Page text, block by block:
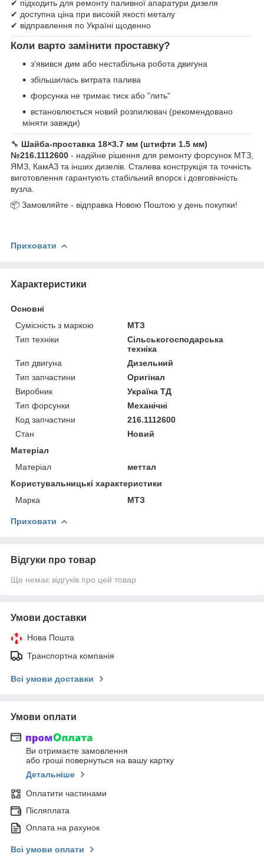
✔ підходить для ремонту паливної апаратури дизеля
✔ доступна ціна при високій якості металу
✔ відправлення по Україні щоденно
Коли варто замінити проставку?
з’явився дим або нестабільна робота двигуна
збільшилась витрата палива
форсунка не тримає тиск або "лить"
встановлюється новий розпилювач (рекомендовано
міняти завжди)
🔧 Шайба-проставка 18×3.7 мм (штифти 1.5 мм)
№216.1112600 - надійне рішення для ремонту форсунок МТЗ,
ЯМЗ, КамАЗ та інших дизелів. Сталева конструкція та точність
виготовлення гарантують стабільний впорск і довговічність
вузла.
📦 Замовляйте - відправка Новою Поштою у день покупки!
Приховати
Характеристики
Основні
Сумісність з маркою
МТЗ
Тип техніки
Сільськогосподарська
техніка
Тип двигуна
Дизельний
Тип запчастини
Оригінал
Виробник
Україна ТД
Тип форсунки
Механічні
Код запчастини
216.1112600
Стан
Новий
Матеріал
Матеріал
меттал
Користувальницькі характеристики
Марка
МТЗ
Приховати
Відгуки про товар
Ще немає відгуків про цей товар
Умови доставки
Нова Пошта
Транспортна компанія
Всі умови доставки
Умови оплати
Ви отримаєте замовлення
або гроші повернуться на вашу картку
Детальніше
Оплатити частинами
Післяплата
Оплата на рахунок
Всі умови оплати